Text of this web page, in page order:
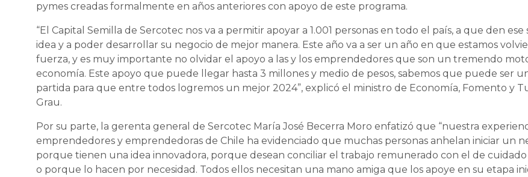
pymes creadas formalmente en años anteriores con apoyo de este programa.
“El Capital Semilla de Sercotec nos va a permitir apoyar a 1.001 personas en todo el país, a que den ese
idea y a poder desarrollar su negocio de mejor manera. Este año va a ser un año en que estamos
fuerza, y es muy importante no olvidar el apoyo a las y los emprendedores que son un tremendo
economía. Este apoyo que puede llegar hasta 3 millones y medio de pesos, sabemos que puede ser
partida para que entre todos logremos un mejor 2024”, explicó el ministro de Economía, Fomento y
Grau.
Por su parte, la gerenta general de Sercotec María José Becerra Moro enfatizó que “nuestra
emprendedores y emprendedoras de Chile ha evidenciado que muchas personas anhelan iniciar un
porque tienen una idea innovadora, porque desean conciliar el trabajo remunerado con el de cuidado
o porque lo hacen por necesidad. Todos ellos necesitan una mano amiga que los apoye en su etapa